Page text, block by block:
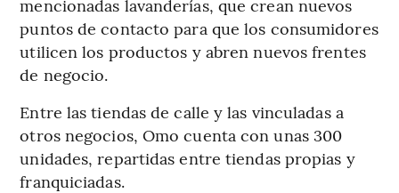
mencionadas lavanderías, que crean nuevos
puntos de contacto para que los consumidores
utilicen los productos y abren nuevos frentes
de negocio.
Entre las tiendas de calle y las vinculadas a
otros negocios, Omo cuenta con unas 300
unidades, repartidas entre tiendas propias y
franquiciadas.